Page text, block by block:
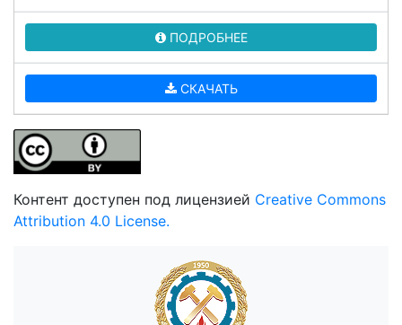
ПОДРОБНЕЕ
СКАЧАТЬ
Контент доступен под лицензией Creative Commons
Attribution 4.0 License.